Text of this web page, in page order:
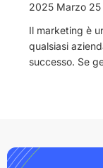
2025 Marzo 25
Il marketing è
qualsiasi
successo. Se